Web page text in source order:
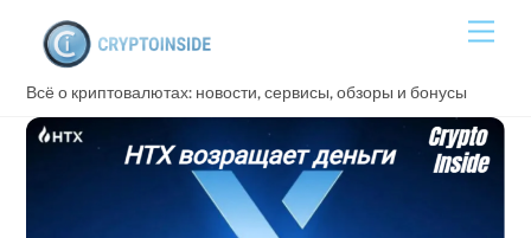
content
Всё о криптовалютах: новости, сервисы, обзоры и бонусы